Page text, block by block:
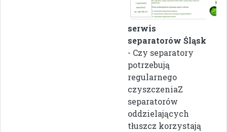
serwis
separatorów Śląsk
- Czy separatory
potrzebują
regularnego
czyszczeniaZ
separatorów
oddzielających
tłuszcz korzystają